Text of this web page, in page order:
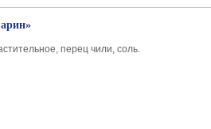
перец чили, соль.